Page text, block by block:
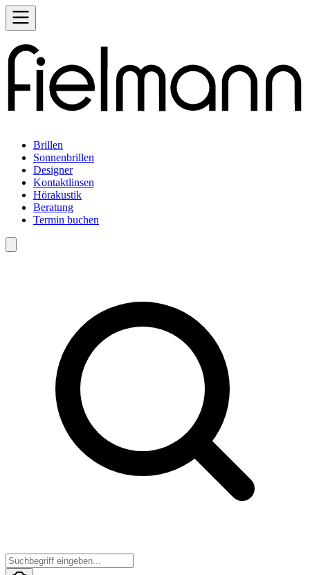
Brillen
Sonnenbrillen
Designer
Kontaktlinsen
Hörakustik
Beratung
Termin buchen